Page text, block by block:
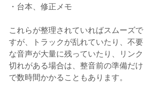
・台本、修正メモ
これらが整理されていればスムーズで
すが、トラックが乱れていたり、不要
な音声が大量に残っていたり、リンク
切れがある場合は、整音前の準備だけ
で数時間かかることもあります。